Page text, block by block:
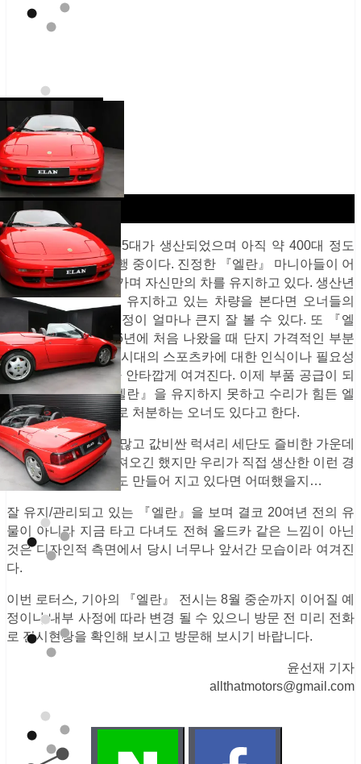
1999년까지 총 1,055대가 생산되었으며 아직 약 400대 정도
국내에 등록되어 운행 중이다. 진정한 『엘란』 마니아들이 어
렵게 부품을 공유해가며 자신만의 차를 유지하고 있다. 생산년
도와 생산물량 대비 유지하고 있는 차량을 본다면 오너들의
『엘란』에 대한 애정이 얼마나 큰지 잘 볼 수 있다. 또 『엘
란』의 가치가 1996년에 처음 나왔을 때 단지 가격적인 부분
때문만이 아니라 그 시대의 스포츠카에 대한 인식이나 필요성
이 지금과 같지 않아 안타깝게 여겨진다. 이제 부품 공급이 되
지 않아 더 이상 『엘란』을 유지하지 못하고 수리가 힘든 엘
란의 경우 부품용으로 처분하는 오너도 있다고 한다.
도로 위에 슈퍼카도 많고 값비싼 럭셔리 세단도 즐비한 가운데
비록 로터스에서 가져오긴 했지만 우리가 직접 생산한 이런 경
량 스포츠카가 아직도 만들어 지고 있다면 어떠했을지…
잘 유지/관리되고 있는 『엘란』을 보며 결코 20여년 전의 유
물이 아니라 지금 타고 다녀도 전혀 올드카 같은 느낌이 아닌
것은 디자인적 측면에서 당시 너무나 앞서간 모습이라 여겨진
다.
이번 로터스, 기아의
『엘란』 전시는 8월 중순까지 이어질 예
정이나 내부 사정에 따라 변경 될 수 있으니 방문 전 미리 전화
로 전시현황을 확인해 보시고 방문해 보시기 바랍니다.
윤선재 기자
allthatmotors@gmail.com